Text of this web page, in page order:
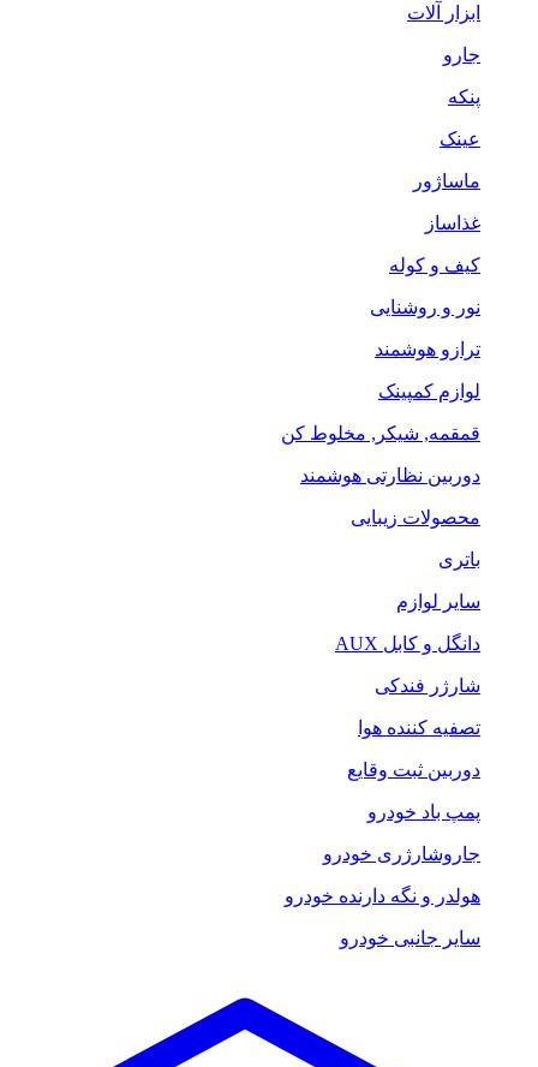
ابزار آلات
جارو
پنکه
عینک
ماساژور
غذاساز
کیف و کوله
نور و روشنایی
ترازو هوشمند
لوازم کمپینک
قمقمه, شیکر, مخلوط کن
دوربین نظارتی هوشمند
محصولات زیبایی
باتری
سایر لوازم
دانگل و کابل AUX
شارژر فندکی
تصفیه کننده هوا
دوربین ثبت وقایع
پمپ باد خودرو
جاروشارژری خودرو
هولدر و نگه دارنده خودرو
سایر جانبی خودرو